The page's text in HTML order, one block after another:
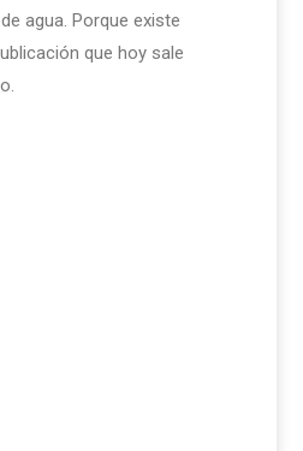
agua. Porque existe
que hoy sale